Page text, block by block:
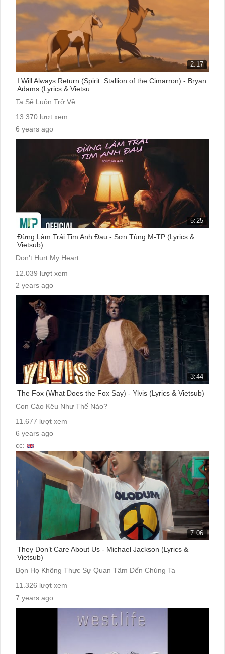
2:17
I Will Always Return (Spirit: Stallion of the Cimarron) - Bryan
Adams (Lyrics & Vietsu...
Ta Sẽ Luôn Trở Về
13.370 lượt xem
6 years ago
cc:
5:25
Đừng Làm Trái Tim Anh Đau - Sơn Tùng M-TP (Lyrics &
Vietsub)
Don't Hurt My Heart
12.039 lượt xem
2 years ago
cc:
3:44
The Fox (What Does the Fox Say) - Ylvis (Lyrics & Vietsub)
Con Cáo Kêu Như Thế Nào?
11.677 lượt xem
6 years ago
cc:
7:06
They Don’t Care About Us - Michael Jackson (Lyrics &
Vietsub)
Bọn Họ Không Thực Sự Quan Tâm Đến Chúng Ta
11.326 lượt xem
7 years ago
cc: